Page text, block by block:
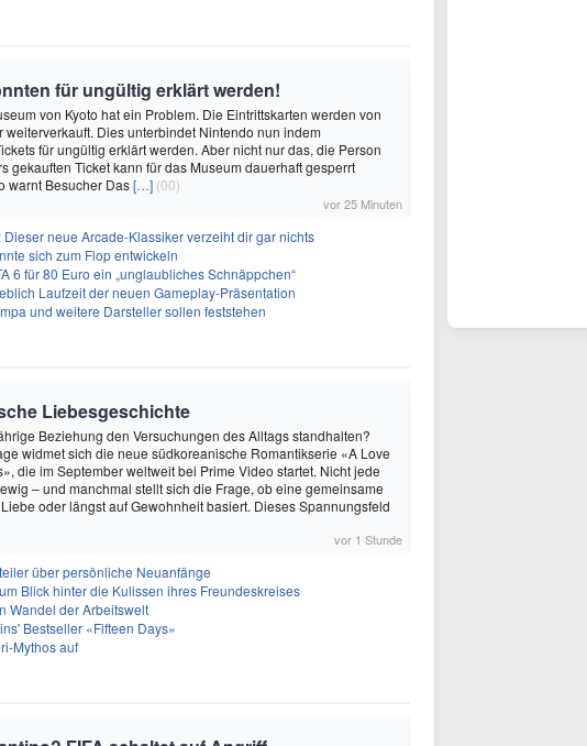
für ungültig erklärt werden!
von Kyoto hat ein Problem. Die Eintrittskarten werden von
weiterverkauft. Dies unterbindet Nintendo nun indem
für ungültig erklärt werden. Aber nicht nur das, die Person
gekauften Ticket kann für das Museum dauerhaft gesperrt
warnt Besucher Das[…] (00)
vor 25 Minuten
Dieser neue Arcade-Klassiker verzeiht dir gar nichts
sich zum Flop entwickeln
6 für 80 Euro ein „unglaubliches Schnäppchen“
Laufzeit der neuen Gameplay-Präsentation
und weitere Darsteller sollen feststehen
Liebesgeschichte
Beziehung den Versuchungen des Alltags standhalten?
widmet sich die neue südkoreanische Romantikserie «A Love
die im September weltweit bei Prime Video startet. Nicht jede
– und manchmal stellt sich die Frage, ob eine gemeinsame
oder längst auf Gewohnheit basiert. Dieses Spannungsfeld
vor 1 Stunde
über persönliche Neuanfänge
Blick hinter die Kulissen ihres Freundeskreises
Wandel der Arbeitswelt
Bestseller «Fifteen Days»
Mythos auf